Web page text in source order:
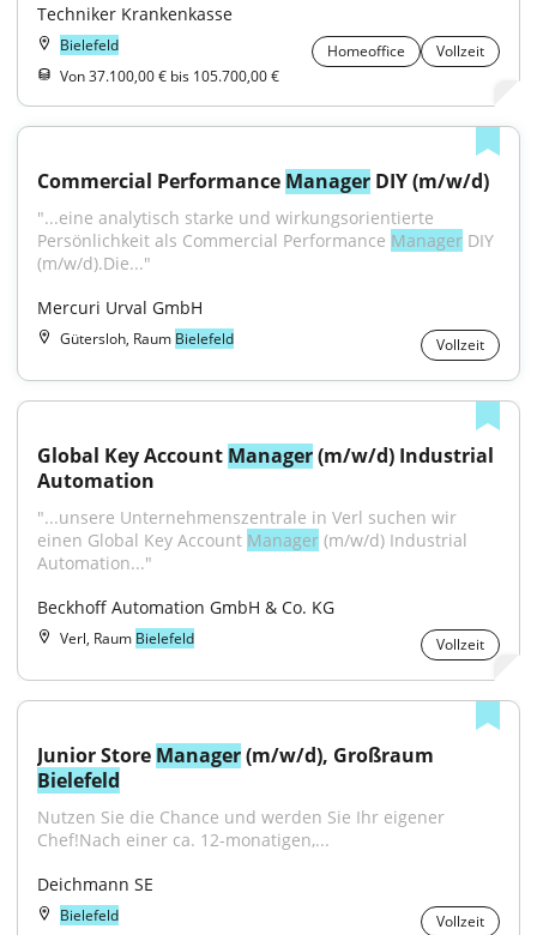
Techniker Krankenkasse
Bielefeld Homeoffice
Vollzeit
Von 37.100,00 € bis 105.700,00 €
Commercial Performance Manager DIY (m/w/d)
"...eine analytisch starke und wirkungsorientierte
Persönlichkeit als Commercial Performance Manager DIY
(m/w/d).Die..."
Mercuri Urval GmbH
Gütersloh, Raum Bielefeld Vollzeit
Global Key Account Manager (m/w/d) Industrial
Automation
"...unsere Unternehmenszentrale in Verl suchen wir
einen Global Key Account Manager (m/w/d) Industrial
Automation..."
Beckhoff Automation GmbH & Co. KG
Verl, Raum Bielefeld Vollzeit
Junior Store Manager
Bielefeld
Nutzen Sie die Chance und werden Sie Ihr eigener
Chef!Nach einer ca. 12-monatigen,...
Deichmann SE
Bielefeld
Vollzeit